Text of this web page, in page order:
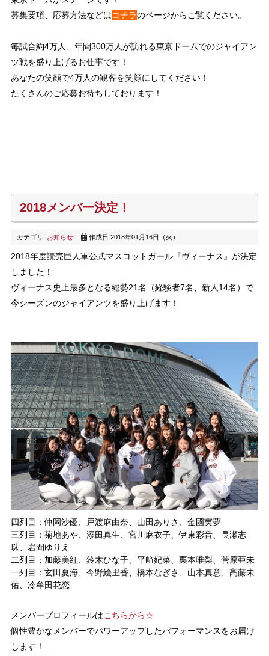
募集要項、応募方法などはコチラのページからご覧ください。
毎試合約4万人、年間300万人が訪れる東京ドームでのジャイアン
ツ戦を盛り上げるお仕事です！
あなたの笑顔で4万人の観客を笑顔にしてください！
たくさんのご応募お待ちしております！
2018メンバー決定！
カテゴリ: お知らせ 作成日:2018年01月16日（火）
2018年度読売巨人軍公式マスコットガール『ヴィーナス』が決定
しました！
ヴィーナス史上最多となる総勢21名（経験者7名、新人14名）で
今シーズンのジャイアンツを盛り上げます！
四列目：仲岡沙優 、戸渡麻由奈 、山田ありさ、金國実夢
三列目：菊地あや、添田真生 、宮川麻衣子、伊東彩音、長瀬志
珠、 岩間ゆりえ
二列目：加藤美紅 、鈴木ひな子、平﨑妃菜、栗本唯梨 、菅原亜未
一列目：玄田夏海、今野絵里香、橋本なぎさ、山本真意、髙藤未
佑、冷牟田花恋
メンバープロフィールはこちらから☆
個性豊かなメンバーでパワーアップしたパフォーマンスをお届け
します！